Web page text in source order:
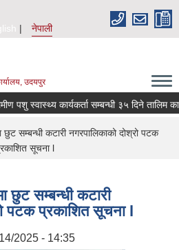
नेपाली
उदयपुर
पशु स्वास्थ्य कार्यकर्ता सम्बन्धी ३५ दिने तालिम
सम्बन्धी कटारी नगरपालिकाको दोश्रो पटक
सूचना l
सम्बन्धी कटारी
पटक प्रकाशित सूचना l
2025 - 14:35